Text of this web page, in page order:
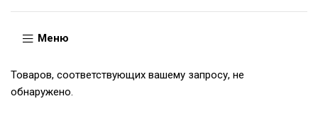
Меню
Товаров, соответствующих вашему запросу, не
обнаружено.